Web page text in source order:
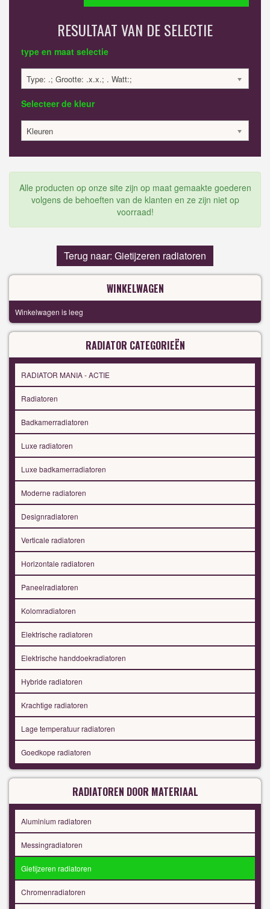
RESULTAAT VAN DE SELECTIE
type en maat selectie
Type: .; Grootte: .x.x.; . Watt:;
Selecteer de kleur
Kleuren
Alle producten op onze site zijn op maat gemaakte goederen
volgens de behoeften van de klanten en ze zijn niet op
voorraad!
Terug naar: Gietijzeren radiatoren
WINKELWAGEN
Winkelwagen is leeg
RADIATOR CATEGORIEËN
RADIATOR MANIA - ACTIE
Radiatoren
Badkamerradiatoren
Luxe radiatoren
Luxe badkamerradiatoren
Moderne radiatoren
Designradiatoren
Verticale radiatoren
Horizontale radiatoren
Paneelradiatoren
Kolomradiatoren
Elektrische radiatoren
Elektrische handdoekradiatoren
Hybride radiatoren
Krachtige radiatoren
Lage temperatuur radiatoren
Goedkope radiatoren
RADIATOREN DOOR MATERIAAL
Aluminium radiatoren
Messingradiatoren
Gietijzeren radiatoren
Chromenradiatoren